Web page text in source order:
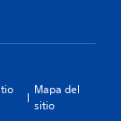
Mapa del
sitio